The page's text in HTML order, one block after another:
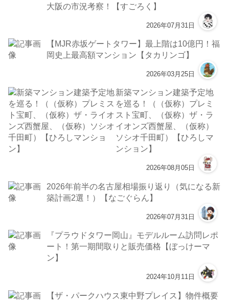
大阪の市況考察！【すごろく】
2026年07月31日
【MJR赤坂ゲートタワー】最上階は10億円！福
岡史上最高額マンション【タカリンゴ】
2026年03月25日
新築マンション建築予定地
を巡る！（（仮称）プレミ
スト宝町、（仮称）ザ・ラ
イオンズ西蟹屋、（仮称）
ソシオ千田町）【ひろしマ
ンション】
2026年08月05日
2026年前半の名古屋相場振り返り（気になる新
築計画2選！）【なごぐらん】
2026年07月31日
『プラウドタワー岡山』モデルルーム訪問レポ
ート！第一期間取りと販売価格【ぼっけーマ
ン】
2024年10月11日
【ザ・パークハウス東中野プレイス】物件概要